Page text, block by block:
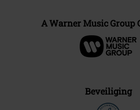
A Warner Music Group
Beveiliging